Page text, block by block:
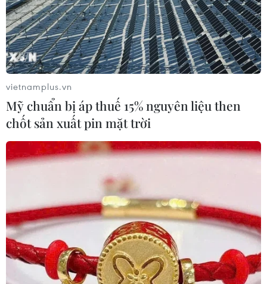
TIN CÙNG CHUYÊN MỤC
Nâng cao hiệu quả đấu tranh phòng,
chống tội phạm và vi phạm pháp luật
06/08/2026 04:13
vietnamplus.vn
Mỹ chuẩn bị áp thuế 15% nguyên liệu then
chốt sản xuất pin mặt trời